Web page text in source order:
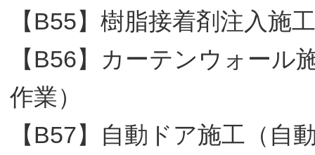
【B55】樹脂接着剤注入施
【B56】カーテンウォール
作業）
【B57】自動ドア施工（自